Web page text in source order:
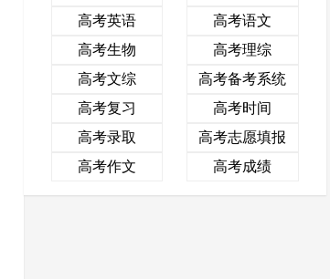
高考英语
高考语文
高考生物
高考理综
高考文综
高考备考系统
高考复习
高考时间
高考录取
高考志愿填报
高考作文
高考成绩